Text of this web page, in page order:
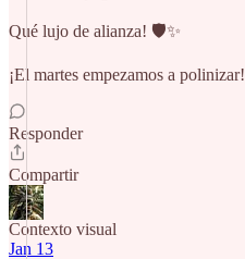
Qué lujo de alianza! 🛡️✨
¡El martes empezamos a polinizar!
Responder
Compartir
Contexto visual
Jan 13